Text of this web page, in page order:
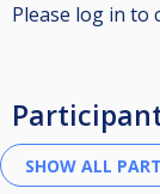
Please log in to